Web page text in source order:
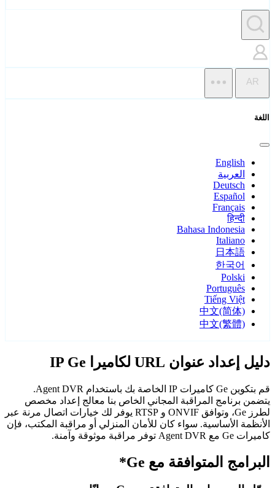
AR
اللغة
English
العربية
Deutsch
Español
Français
हिन्दी
Bahasa Indonesia
Italiano
日本語
한국어
Polski
Português
Tiếng Việt
中文(简体)
中文(繁體)
دليل إعداد عنوان URL لكاميرا IP Ge
قم بتكوين Ge كاميرات IP الخاصة بك باستخدام Agent DVR.
يتضمن برنامج المراقبة المجاني الخاص بنا معالج إعداد مخصص
لطرز Ge، وتوافق ONVIF و RTSP يوفر لك خيارات اتصال مرنة عبر
الأنظمة الأساسية. سواء كان للأمان المنزلي أو مراقبة المكتب، فإن
كاميرات Ge مع Agent DVR توفر مراقبة موثوقة وآمنة.
البرامج المتوافقة مع Ge*